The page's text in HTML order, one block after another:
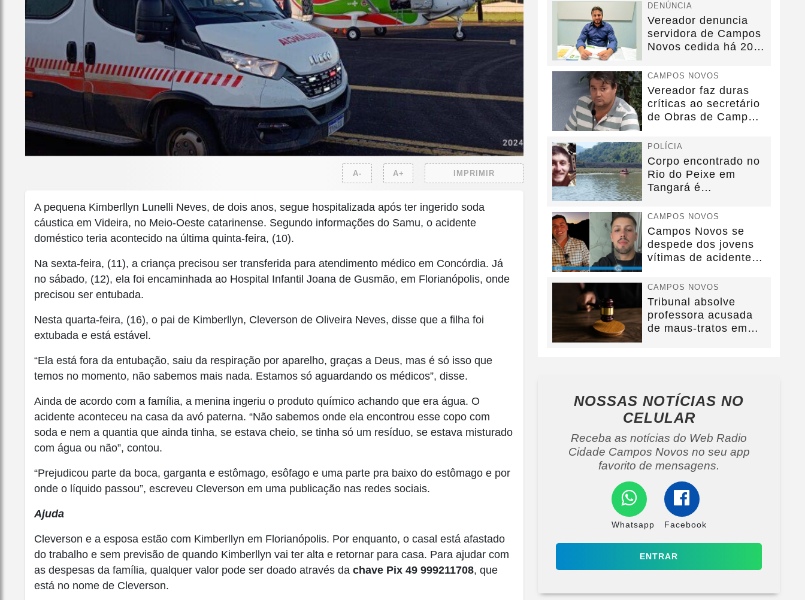
A- A+ IMPRIMIR
A pequena Kimberllyn Lunelli Neves, de dois anos, segue hospitalizada após ter ingerido soda
cáustica em Videira, no Meio-Oeste catarinense. Segundo informações do Samu, o acidente
doméstico teria acontecido na última quinta-feira, (10).
Na sexta-feira, (11), a criança precisou ser transferida para atendimento médico em Concórdia. Já
no sábado, (12), ela foi encaminhada ao Hospital Infantil Joana de Gusmão, em Florianópolis, onde
precisou ser entubada.
Nesta quarta-feira, (16), o pai de Kimberllyn, Cleverson de Oliveira Neves, disse que a filha foi
extubada e está estável.
“Ela está fora da entubação, saiu da respiração por aparelho, graças a Deus, mas é só isso que
temos no momento, não sabemos mais nada. Estamos só aguardando os médicos”, disse.
Ainda de acordo com a família, a menina ingeriu o produto químico achando que era água. O
acidente aconteceu na casa da avó paterna. “Não sabemos onde ela encontrou esse copo com
soda e nem a quantia que ainda tinha, se estava cheio, se tinha só um resíduo, se estava misturado
com água ou não”, contou.
“Prejudicou parte da boca, garganta e estômago, esôfago e uma parte pra baixo do estômago e por
onde o líquido passou”, escreveu Cleverson em uma publicação nas redes sociais.
Ajuda
Cleverson e a esposa estão com Kimberllyn em Florianópolis. Por enquanto, o casal está afastado
do trabalho e sem previsão de quando Kimberllyn vai ter alta e retornar para casa. Para ajudar com
as despesas da família, qualquer valor pode ser doado através da chave Pix 49 999211708, que
está no nome de Cleverson.
DENÚNCIA
Vereador denuncia
servidora de Campos
Novos cedida há 20
CAMPOS NOVOS
Vereador faz duras
críticas ao secretário
de Obras de Campos
POLÍCIA
Corpo encontrado no
Rio do Peixe em
Tangará é
CAMPOS NOVOS
Campos Novos se
despede dos jovens
vítimas de acidente
CAMPOS NOVOS
Tribunal absolve
professora acusada
de maus-tratos em
NOSSAS NOTÍCIAS NO
CELULAR
Receba as notícias do Web Radio
Cidade Campos Novos no seu app
favorito de mensagens.
Whatsapp Facebook
ENTRAR